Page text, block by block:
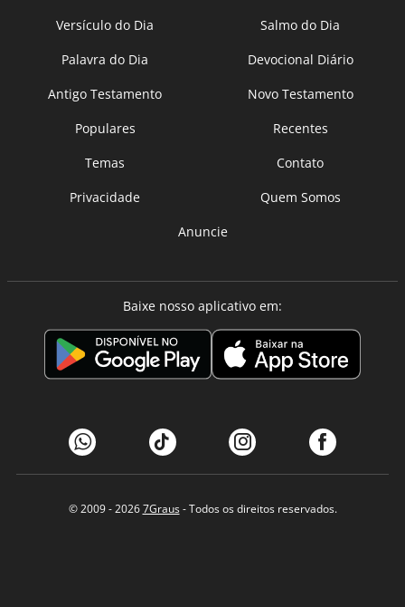
Versículo do Dia
Salmo do Dia
Palavra do Dia
Devocional Diário
Antigo Testamento
Novo Testamento
Populares
Recentes
Temas
Contato
Privacidade
Quem Somos
Anuncie
Baixe nosso aplicativo em:
© 2009 - 20267Graus- Todos os direitos reservados.